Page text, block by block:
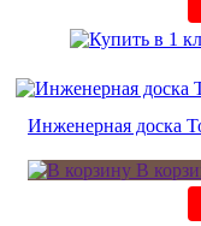
Инженерная доска
В